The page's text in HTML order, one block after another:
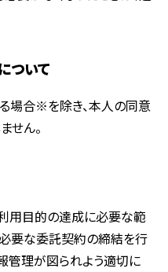
ついて
場合※を除き、本人の同意
せん。
用目的の達成に必要な範
要な委託契約の締結を行
管理が図られよう適切に